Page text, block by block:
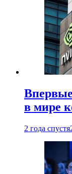
в мире
2 года спустя